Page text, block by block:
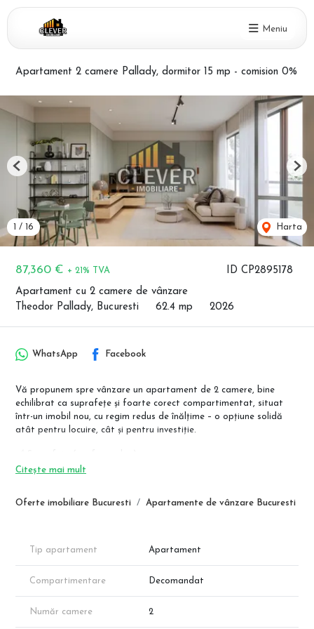
Meniu
Apartament 2 camere Pallady, dormitor 15 mp - comision 0%
ID CP2895178
87,360 € + 21% TVA
Apartament cu 2 camere de vânzare
Theodor Pallady, Bucuresti
62.4 mp 2026
1 / 16 Harta
Previous
Oferte imobiliare Bucuresti Apartamente de vânzare Bucuresti
WhatsApp Facebook
Vă propunem spre vânzare un apartament de 2 camere, bine
echilibrat ca suprafețe și foarte corect compartimentat, situat
într-un imobil nou, cu regim redus de înălțime – o opțiune solidă
atât pentru locuire, cât și pentru investiție.
Suprafață utilă: 54 mp
Aproape de zona comercială Pallady (IKEA, Auchan, Leroy Merlin,
🏠 Compartimentare eficientă:
Living: 20,3 mp
Citește mai mult
Tip apartament Apartament
Compartimentare Decomandat
Număr camere 2